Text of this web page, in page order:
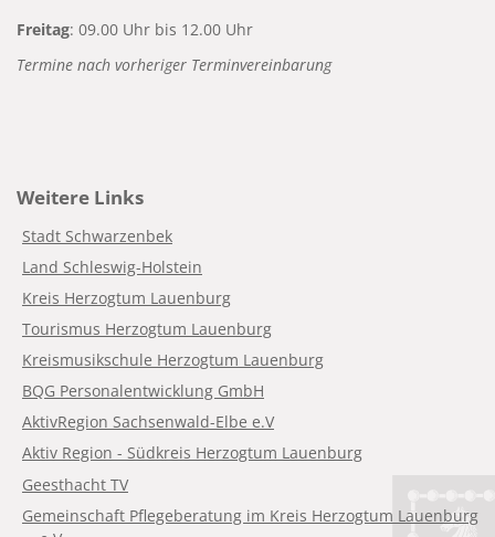
Freitag: 09.00 Uhr bis 12.00 Uhr
Termine nach vorheriger Terminvereinbarung
Weitere Links
Stadt Schwarzenbek
Land Schleswig-Holstein
Kreis Herzogtum Lauenburg
Tourismus Herzogtum Lauenburg
Kreismusikschule Herzogtum Lauenburg
BQG Personalentwicklung GmbH
AktivRegion Sachsenwald-Elbe e.V
Aktiv Region - Südkreis Herzogtum Lauenburg
Geesthacht TV
Gemeinschaft Pflegeberatung im Kreis Herzogtum Lauenburg